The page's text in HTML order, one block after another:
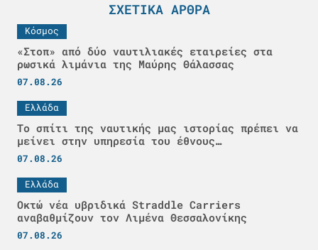
ΣΧΕΤΙΚΆ ΆΡΘΡΑ
Κόσμος
«Στοπ» από δύο ναυτιλιακές εταιρείες στα
ρωσικά λιμάνια της Μαύρης Θάλασσας
07.08.26
Ελλάδα
Το σπίτι της ναυτικής μας ιστορίας πρέπει να
μείνει στην υπηρεσία του έθνους…
07.08.26
Ελλάδα
Οκτώ νέα υβριδικά Straddle Carriers
αναβαθμίζουν τον Λιμένα Θεσσαλονίκης
07.08.26